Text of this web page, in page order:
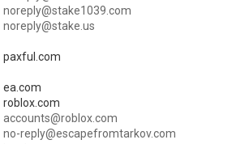
noreply@stake1039.com
noreply@stake.us
paxful.com
ea.com
roblox.com
accounts@roblox.com
no-reply@escapefromtarkov.com